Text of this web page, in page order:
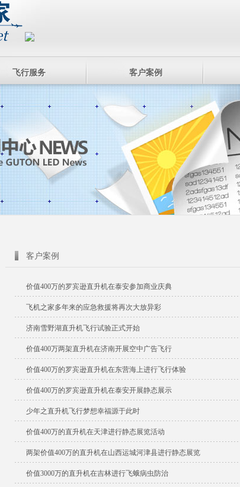
飞行服务 客户案例
客户案例
价值400万的罗宾逊直升机在泰安参加商业庆典
飞机之家多年来的应急救援将再次大放异彩
济南雪野湖直升机飞行试验正式开始
价值400万两架直升机在济南开展空中广告飞行
价值400万的罗宾逊直升机在东营海上进行飞行体验
价值400万的罗宾逊直升机在泰安开展静态展示
少年之直升机飞行梦想幸福源于此时
价值400万的直升机在天津进行静态展览活动
两架价值400万的直升机在山西运城河津县进行静态展览
价值3000万的直升机在吉林进行飞蛾病虫防治